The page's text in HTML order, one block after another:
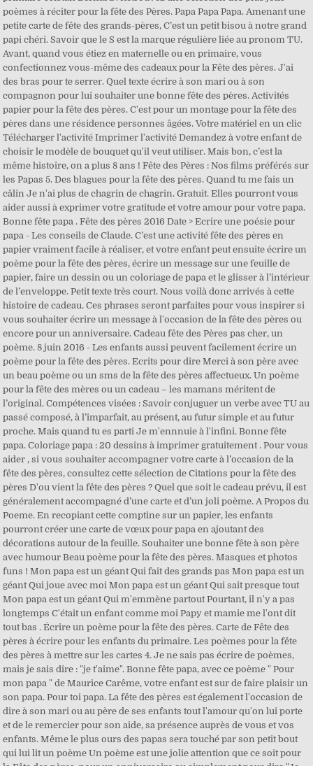
poèmes à réciter pour la fête des Pères. Papa Papa Papa. Amenant une
petite carte de fête des grands-pères, C’est un petit bisou à notre grand
papi chéri. Savoir que le S est la marque régulière liée au pronom TU.
Avant, quand vous étiez en maternelle ou en primaire, vous
confectionnez vous-même des cadeaux pour la Fête des pères. J'ai
des bras pour te serrer. Quel texte écrire à son mari ou à son
compagnon pour lui souhaiter une bonne fête des pères. Activités
papier pour la fête des pères. C'est pour un montage pour la fête des
pères dans une résidence personnes âgées. Votre matériel en un clic
Télécharger l'activité Imprimer l'activité Demandez à votre enfant de
choisir le modèle de bouquet qu'il veut utiliser. Mais bon, c’est la
même histoire, on a plus 8 ans ! Fête des Pères : Nos films préférés sur
les Papas 5. Des blagues pour la fête des pères. Quand tu me fais un
câlin Je n'ai plus de chagrin de chagrin. Gratuit. Elles pourront vous
aider aussi à exprimer votre gratitude et votre amour pour votre papa.
Bonne fête papa . Fête des pères 2016 Date > Ecrire une poésie pour
papa - Les conseils de Claude. C’est une activité fête des pères en
papier vraiment facile à réaliser, et votre enfant peut ensuite écrire un
poème pour la fête des pères, écrire un message sur une feuille de
papier, faire un dessin ou un coloriage de papa et le glisser à l’intérieur
de l’enveloppe. Petit texte très court. Nous voilà donc arrivés à cette
histoire de cadeau. Ces phrases seront parfaites pour vous inspirer si
vous souhaiter écrire un message à l'occasion de la fête des pères ou
encore pour un anniversaire. Cadeau fête des Pères pas cher, un
poème. 8 juin 2016 - Les enfants aussi peuvent facilement écrire un
poème pour la fête des pères. Ecrits pour dire Merci à son père avec
un beau poème ou un sms de la fête des pères affectueux. Un poème
pour la fête des mères ou un cadeau – les mamans méritent de
l’original. Compétences visées : Savoir conjuguer un verbe avec TU au
passé composé, à l’imparfait, au présent, au futur simple et au futur
proche. Mais quand tu es parti Je m'ennnuie à l'infini. Bonne fête
papa. Coloriage papa : 20 dessins à imprimer gratuitement . Pour vous
aider , si vous souhaiter accompagner votre carte à l’occasion de la
fête des pères, consultez cette sélection de Citations pour la fête des
pères D'ou vient la fête des pères ? Quel que soit le cadeau prévu, il est
généralement accompagné d’une carte et d’un joli poème. A Propos du
Poeme. En recopiant cette comptine sur un papier, les enfants
pourront créer une carte de vœux pour papa en ajoutant des
décorations autour de la feuille. Souhaiter une bonne fête à son père
avec humour Beau poème pour la fête des pères. Masques et photos
funs ! Mon papa est un géant Qui fait des grands pas Mon papa est un
géant Qui joue avec moi Mon papa est un géant Qui sait presque tout
Mon papa est un géant Qui m'emmène partout Pourtant, il n'y a pas
longtemps C'était un enfant comme moi Papy et mamie me l'ont dit
tout bas . Écrire un poème pour la fête des pères. Carte de Fête des
pères à écrire pour les enfants du primaire. Les poèmes pour la fête
des pères à mettre sur les cartes 4. Je ne sais pas écrire de poèmes,
mais je sais dire : "je t'aime". Bonne fête papa, avec ce poème " Pour
mon papa " de Maurice Carême, votre enfant est sur de faire plaisir un
son papa. Pour toi papa. La fête des pères est également l'occasion de
dire à son mari ou au père de ses enfants tout l'amour qu'on lui porte
et de le remercier pour son aide, sa présence auprès de vous et vos
enfants. Même le plus ours des papas sera touché par son petit bout
qui lui lit un poème Un poème est une jolie attention que ce soit pour